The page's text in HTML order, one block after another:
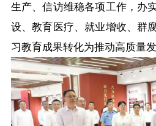
生产、信访维稳各项工作，办
设、教育医疗、就业增收、群
习教育成果转化为推动高质量发